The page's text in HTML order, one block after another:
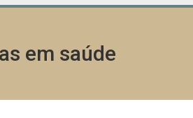
em saúde